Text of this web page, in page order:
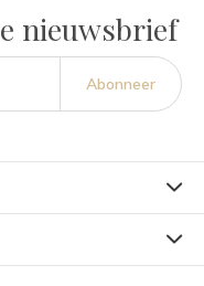
nieuwsbrief
Abonneer